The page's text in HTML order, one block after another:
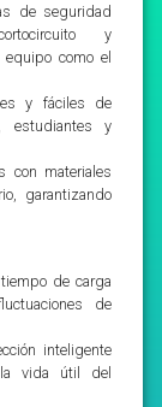
de seguridad
y
equipo como el
y fáciles de
estudiantes y
con materiales
garantizando
de carga
de
inteligente
vida útil del